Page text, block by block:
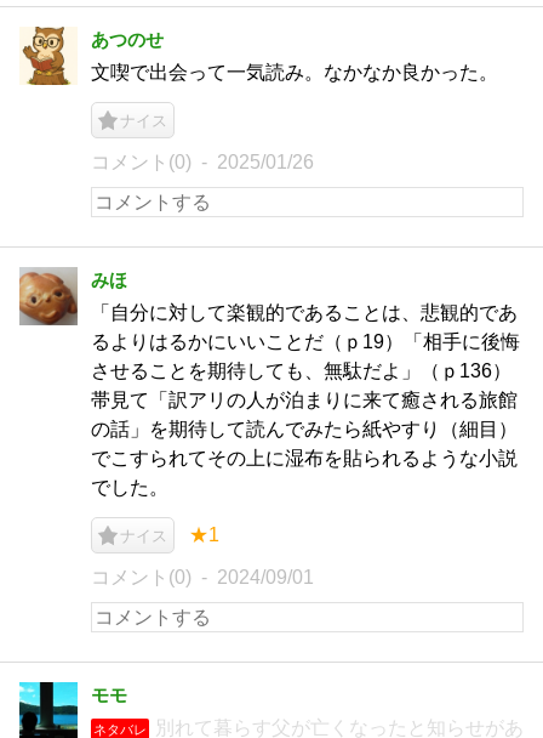
あつのせ
文喫で出会って一気読み。なかなか良かった。
ナイス
コメント(0) 2025/01/26
みほ
「自分に対して楽観的であることは、悲観的であ
るよりはるかにいいことだ（ｐ19）「相手に後悔
させることを期待しても、無駄だよ」（ｐ136）
帯見て「訳アリの人が泊まりに来て癒される旅館
の話」を期待して読んでみたら紙やすり（細目）
でこすられてその上に湿布を貼られるような小説
でした。
ナイス ★1
コメント(0) 2024/09/01
モモ
ネタバレ
別れて暮らす父が亡くなったと知らせがあ